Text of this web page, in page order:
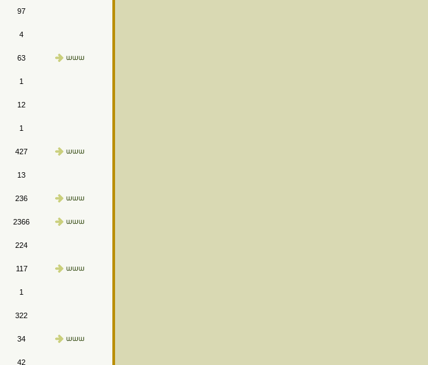
97
4
63
1
12
1
427
13
236
2366
224
117
1
322
34
42